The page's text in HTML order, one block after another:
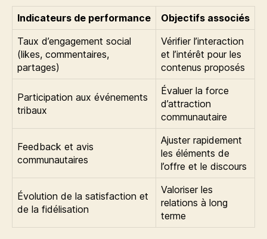
Indicateurs de performance
Objectifs associés
Taux d’engagement social
(likes, commentaires,
partages)
Vérifier l’interaction
et l’intérêt pour les
contenus proposés
Participation aux événements
tribaux
Évaluer la force
d’attraction
communautaire
Feedback et avis
communautaires
Ajuster rapidement
les éléments de
l’offre et le discours
Évolution de la satisfaction et
de la fidélisation
Valoriser les
relations à long
terme